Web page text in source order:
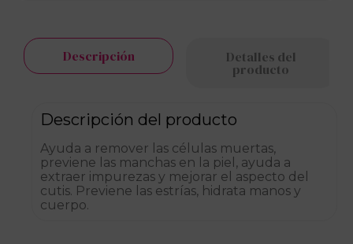
Descripción Detalles del
producto
Descripción del producto
Ayuda a remover las células muertas,
previene las manchas en la piel, ayuda a
extraer impurezas y mejorar el aspecto del
cutis. Previene las estrías, hidrata manos y
cuerpo.